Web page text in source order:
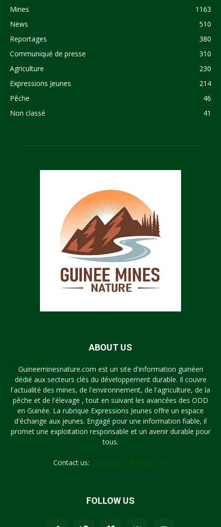
Mines
1163
News
510
Reportages
380
Communiqué de presse
310
Agriculture
230
Expressions Jeunes
214
Pêche
46
Non classé
41
ABOUT US
Guineeminesnature.com est un site d'information guinéen
dédié aux secteurs clés du développement durable. Il couvre
l'actualité des mines, de l'environnement, de l'agriculture, de la
pêche et de l'élevage , tout en suivant les avancées des ODD
en Guinée. La rubrique Expressions Jeunes offre un espace
d'échange aux jeunes. Engagé pour une information fiable, il
promet une exploitation responsable et un avenir durable pour
tous.
Contact us:
FOLLOW US